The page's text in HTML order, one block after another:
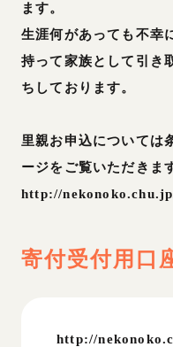
ます。
生涯何があっても不幸
持って家族として引き
ちしております。
里親お申込については
ージをご覧いただきま
http://
寄付受付用口
http://